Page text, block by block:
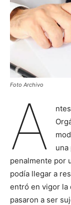
Foto Archivo
A
una
penalmente por
podía llegar a
entró en vigor la
pasaron a ser